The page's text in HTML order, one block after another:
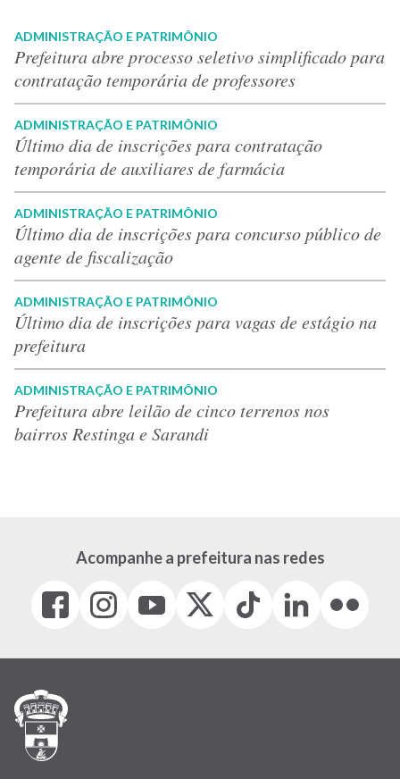
ADMINISTRAÇÃO E PATRIMÔNIO
Prefeitura abre processo seletivo simplificado para
contratação temporária de professores
ADMINISTRAÇÃO E PATRIMÔNIO
Último dia de inscrições para contratação
temporária de auxiliares de farmácia
ADMINISTRAÇÃO E PATRIMÔNIO
Último dia de inscrições para concurso público de
agente de fiscalização
ADMINISTRAÇÃO E PATRIMÔNIO
Último dia de inscrições para vagas de estágio na
prefeitura
ADMINISTRAÇÃO E PATRIMÔNIO
Prefeitura abre leilão de cinco terrenos nos
bairros Restinga e Sarandi
Acompanhe a prefeitura nas redes
Facebook
(link
em
janela)
Instagram
(link
em
(link
em
(Antigo
(link
Tiktok
(link
em
LinkedIn
(link
em
(link
em